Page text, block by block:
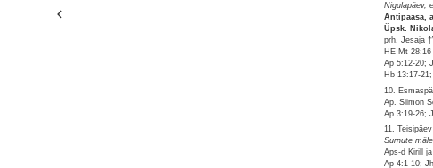
Nigulapäev,
Antipaasa,
Üpsk.
prh. Jesaja
HE Mt
Ap 5:12-20;
Hb 13:17-
10.
Ap. Siimon
Ap 3:19-26;
11. Teisipäev
Surnute
Aps-d Kirill
Ap 4:1-10;